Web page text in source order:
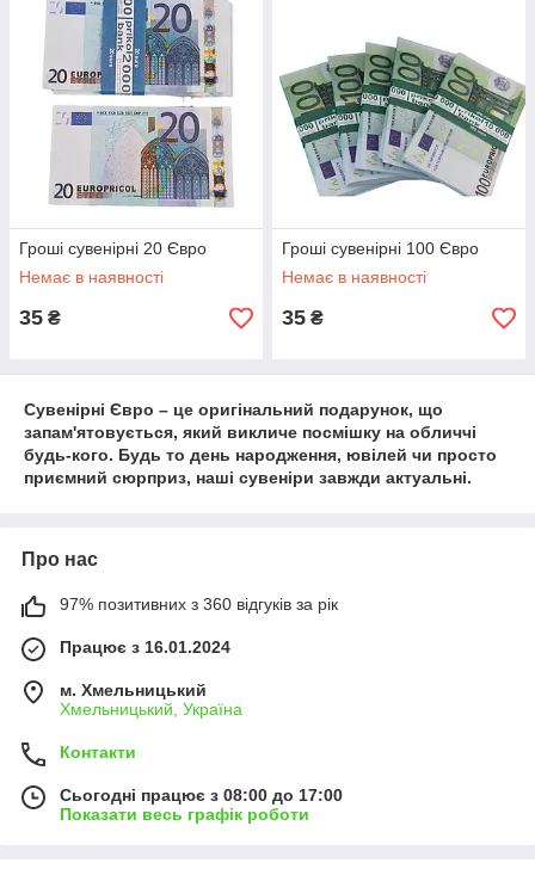
Гроші сувенірні 20 Євро
Немає в наявності
35 ₴
Гроші сувенірні 100 Євро
Немає в наявності
35 ₴
Сувенірні Євро – це оригінальний подарунок, що
запам'ятовується, який викличе посмішку на обличчі
будь-кого. Будь то день народження, ювілей чи просто
приємний сюрприз, наші сувеніри завжди актуальні.
Про нас
97% позитивних з 360 відгуків за рік
Працює з 16.01.2024
м. Хмельницький
Хмельницький, Україна
Контакти
Сьогодні працює з 08:00 до 17:00
Показати весь графік роботи